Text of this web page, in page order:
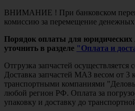
ВНИМАНИЕ ! При банковском
комиссию за перемещение денежных
Порядок оплаты для
уточнить в разделе "Оплата и
Отгрузка запчастей осуществляется
Доставка запчастей МАЗ весом от 3
транспортными компаниями
любой регион РФ. Оплата за
упаковку и доставку до